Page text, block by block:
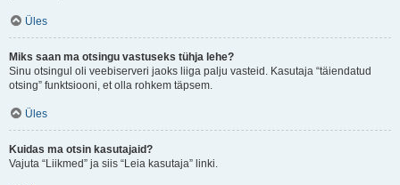
Üles
Miks saan ma otsingu vastuseks tühja lehe?
Sinu otsingul oli veebiserveri jaoks liiga palju vasteid. Kasutaja “täiendatud
otsing” funktsiooni, et olla rohkem täpsem.
Üles
Kuidas ma otsin kasutajaid?
Vajuta “Liikmed” ja siis “Leia kasutaja” linki.